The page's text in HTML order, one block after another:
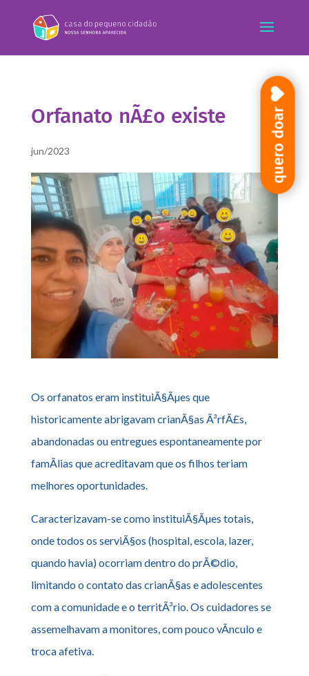
Orfanato nÃ£o existe
jun/2023
Os orfanatos eram instituiÃ§Ãµes que
historicamente abrigavam crianÃ§as Ã³rfÃ£s,
abandonadas ou entregues espontaneamente por
famÃ­lias que acreditavam que os filhos teriam
melhores oportunidades.
Caracterizavam-se como instituiÃ§Ãµes totais,
onde todos os serviÃ§os (hospital, escola, lazer,
quando havia) ocorriam dentro do prÃ©dio,
limitando o contato das crianÃ§as e adolescentes
com a comunidade e o territÃ³rio. Os cuidadores se
assemelhavam a monitores, com pouco vÃ­nculo e
troca afetiva.
quero doar